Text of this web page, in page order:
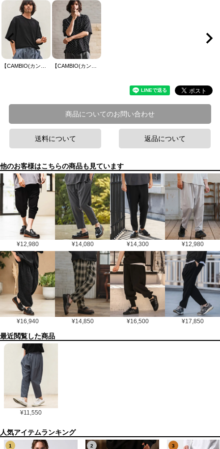
商品についてのお問い合わせ
送料について 返品について
他のお客様はこちらの商品も見ています
¥12,980 ¥14,080 ¥14,300 ¥12,980
¥16,940 ¥14,850 ¥16,500 ¥17,850
最近閲覧した商品
¥11,550
1 2 3